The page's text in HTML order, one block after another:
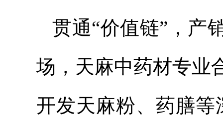
贯通“价值链”，产
场，天麻中药材专业
开发天麻粉、药膳等